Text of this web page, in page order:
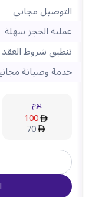
التوصيل مجاني
عملية الحجز سهلة
تنطبق شروط العقد
خدمة وصيانة
يوم
100
70